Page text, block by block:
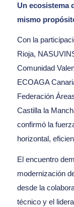
Un ecosistema
mismo
Con la
Rioja,
Comunidad
ECOAGA
Federación
Castilla la
confirmó la
horizontal,
El encuentro
modernización
desde la
técnico y el